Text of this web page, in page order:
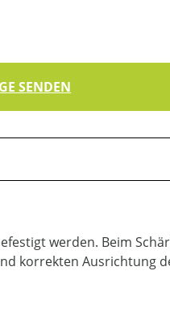
SENDEN
werden. Beim
korrekten Ausrichtung